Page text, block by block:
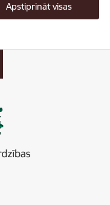
Apstiprināt visas